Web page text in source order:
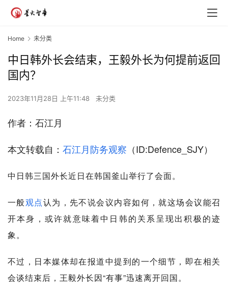
Home 未分类
中日韩外长会结束，王毅外长为何提前返回
国内？
2023年11月28日 上午11:48 未分类
作者： 石江月
本文转载自： 石江月防务观察 （ID:Defence_SJY）
中日韩三国外长近日在韩国釜山举行了会面。
一般观点认为，先不说会议内容如何，就这场会议能召
开本身，或许就意味着中日韩的关系呈现出积极的迹
象。
不过，日本媒体却在报道中提到的一个细节，即在相关
会谈结束后，王毅外长因“有事”迅速离开回国。